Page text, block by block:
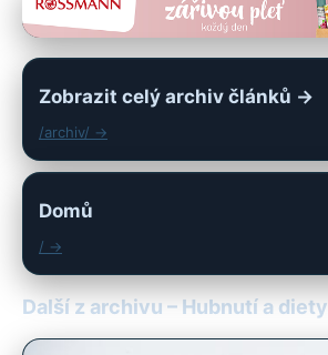
Zobrazit celý archiv článků →
/archiv/ →
Domů
/ →
Další z archivu – Hubnutí a diety